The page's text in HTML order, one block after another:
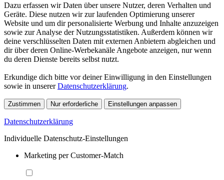
Dazu erfassen wir Daten über unsere Nutzer, deren Verhalten und
Geräte. Diese nutzen wir zur laufenden Optimierung unserer
Website und um dir personalisierte Werbung und Inhalte anzuzeigen
sowie zur Analyse der Nutzungsstatistiken. Außerdem können wir
deine verschlüsselten Daten mit externen Anbietern abgleichen und
dir über deren Online-Werbekanäle Angebote anzeigen, nur wenn
du deren Dienste bereits selbst nutzt.
Erkundige dich bitte vor deiner Einwilligung in den Einstellungen
sowie in unsererDatenschutzerklärung.
Zustimmen Nur erforderliche Einstellungen anpassen
Datenschutzerklärung
Individuelle Datenschutz-Einstellungen
Marketing per Customer-Match